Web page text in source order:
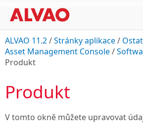
ALVAO 11.2/Stránky aplikace/
Asset Management Console/
Produkt
Produkt
V tomto okně můžete upravovat